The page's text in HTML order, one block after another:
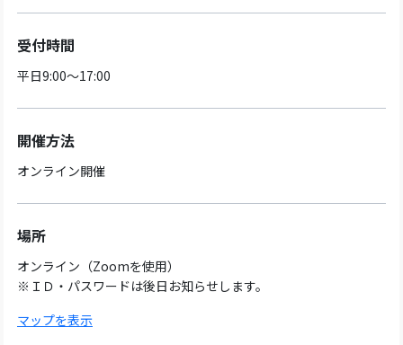
受付時間
平日9:00～17:00
開催方法
オンライン開催
場所
オンライン（Zoomを使用）
※ＩＤ・パスワードは後日お知らせします。
マップを表示